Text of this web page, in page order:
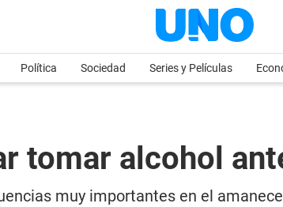
Política Sociedad Series y Películas
tomar alcohol
muy importantes en el